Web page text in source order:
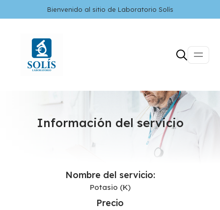
Bienvenido al sitio de Laboratorio Solís
Información del servicio
Nombre del servicio:
Potasio (K)
Precio